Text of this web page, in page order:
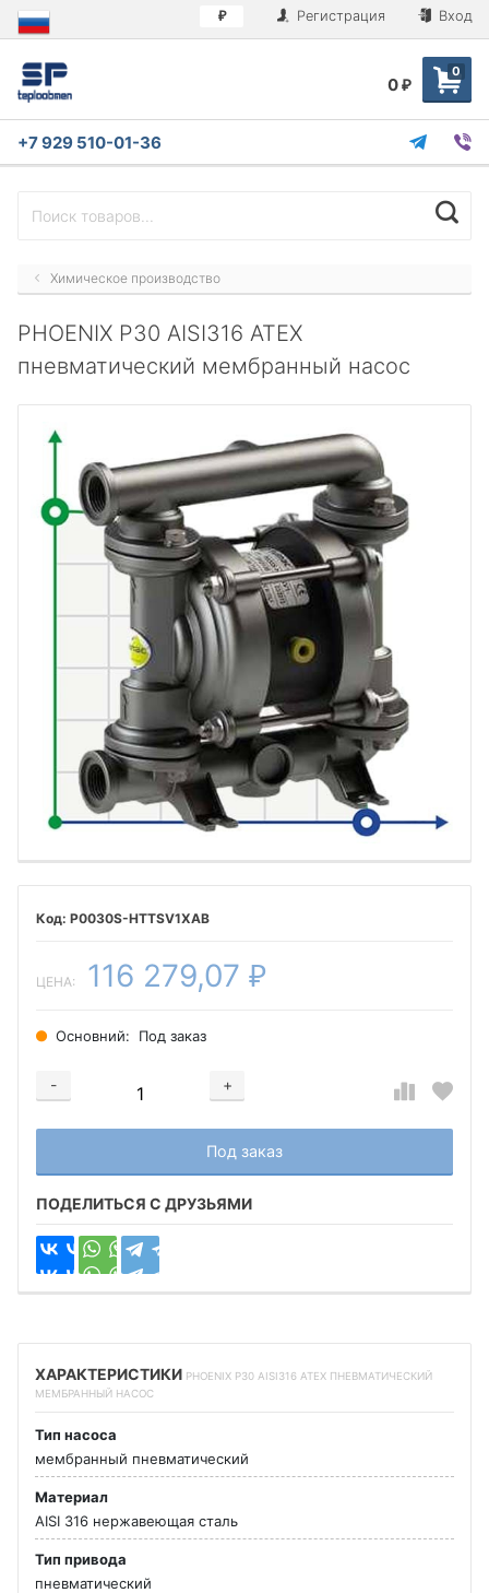
₽ Регистрация Вход
0
0 ₽
+7 929 510-01-36
Химическое производство
PHOENIX P30 AISI316 ATEX
пневматический мембранный насос
P0030S-HTTSV1XAB
ЦЕНА: 116 279,07 ₽
Основний: Под заказ
-
+
Добавляется...
Под заказ
Добавлен
ПОДЕЛИТЬСЯ С ДРУЗЬЯМИ
ХАРАКТЕРИСТИКИ PHOENIX P30 AISI316 ATEX ПНЕВМАТИЧЕСКИЙ
МЕМБРАННЫЙ НАСОС
Тип насоса
мембранный пневматический
Материал
AISI 316 нержавеющая сталь
Тип привода
пневматический